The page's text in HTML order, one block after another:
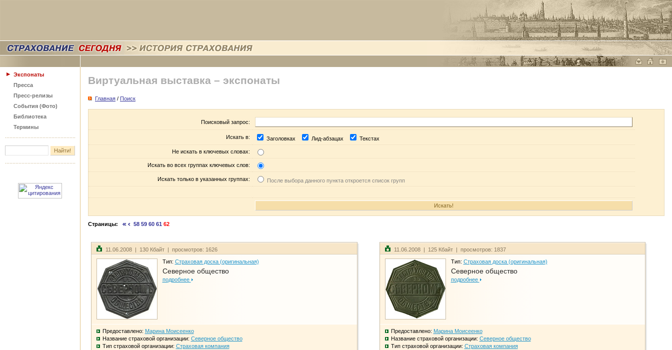
Экспонаты
Пресса
Пресс-релизы
События (Фото)
Библиотека
Термины
Виртуальная выставка – экспонаты
Главная / Поиск
Поисковый запрос:
Искать в: Заголовках Лид-абзацах Текстах
Не искать в ключевых словах:
Искать во всех группах ключевых слов:
Искать только в указанных группах: После выбора данного пункта откроется список групп
Страницы: 58 59 60 61 62
11.06.2008 | 130 Кбайт | просмотров: 1626
Тип: Страховая доска (оригинальная)
Северное общество
подробнее
Предоставлено: Марина Моисеенко
Название страховой организации: Северное общество
Тип страховой организации: Страховая компания
11.06.2008 | 125 Кбайт | просмотров: 1837
Тип: Страховая доска (оригинальная)
Северное общество
подробнее
Предоставлено: Марина Моисеенко
Название страховой организации: Северное общество
Тип страховой организации: Страховая компания